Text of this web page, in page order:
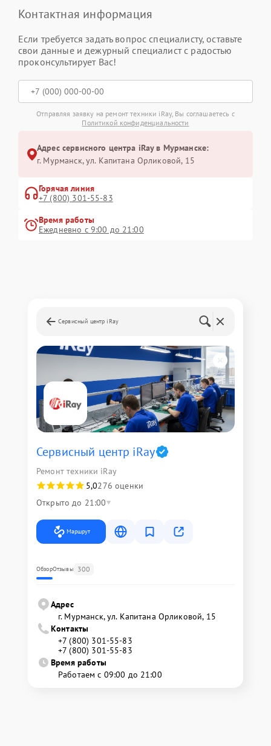
Контактная информация
Если требуется задать вопрос специалисту, оставьте
свои данные и дежурный специалист с радостью
проконсультирует Вас!
Отправляя заявку на ремонт техники iRay, Вы соглашаетесь с
Политикой конфиденциальности
Адрес сервисного центра iRay в Мурманске:
г. Мурманск, ул. Капитана Орликовой, 15
Горячая линия
+7 (800) 301-55-83
Время работы
Ежедневно с 9:00 до 21:00
Сервисный центр iRay
Сервисный центр iRay
Ремонт техники iRay
5,0276 оценки
Открыто до 21:00
Маршрут
ОбзорОтзывы 300
Адрес
г. Мурманск, ул. Капитана Орликовой, 15
Контакты
+7 (800) 301-55-83
+7 (800) 301-55-83
Время работы
Работаем с 09:00 до 21:00